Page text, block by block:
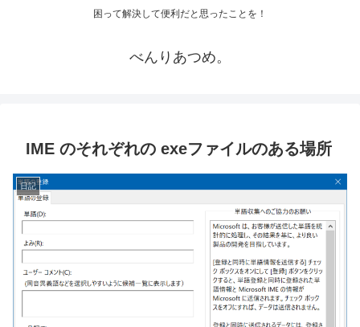
困って解決して便利だと思ったことを！
べんりあつめ。
IME のそれぞれの exeファイルのある場所
日記